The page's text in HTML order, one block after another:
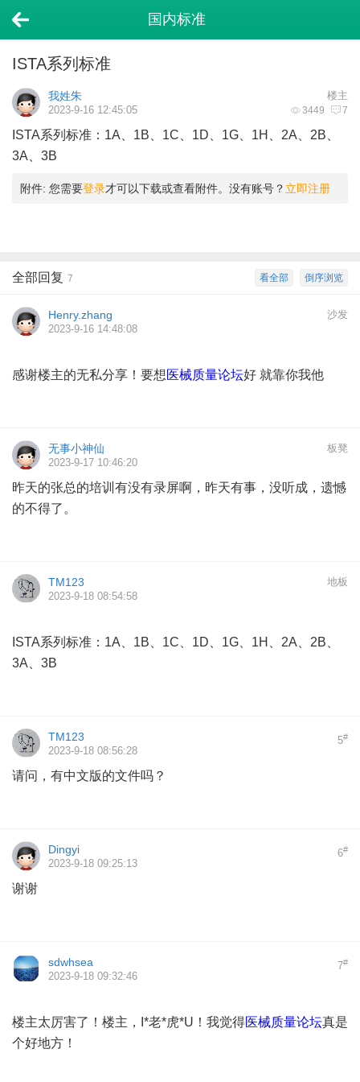
国内标准
ISTA系列标准
楼主
我姓朱
3449 7
2023-9-16 12:45:05
ISTA系列标准：1A、1B、1C、1D、1G、1H、2A、2B、
3A、3B
附件: 您需要登录才可以下载或查看附件。没有账号？ 立即注册
倒序浏览
看全部
全部回复 7
沙发
Henry.zhang
2023-9-16 14:48:08
感谢楼主的无私分享！要想医械质量论坛好 就靠你我他
板凳
无事小神仙
2023-9-17 10:46:20
昨天的张总的培训有没有录屏啊，昨天有事，没听成，遗憾
的不得了。
地板
TM123
2023-9-18 08:54:58
ISTA系列标准：1A、1B、1C、1D、1G、1H、2A、2B、
3A、3B
5#
TM123
2023-9-18 08:56:28
请问，有中文版的文件吗？
6#
Dingyi
2023-9-18 09:25:13
谢谢
7#
sdwhsea
2023-9-18 09:32:46
楼主太厉害了！楼主，I*老*虎*U！我觉得医械质量论坛真是
个好地方！